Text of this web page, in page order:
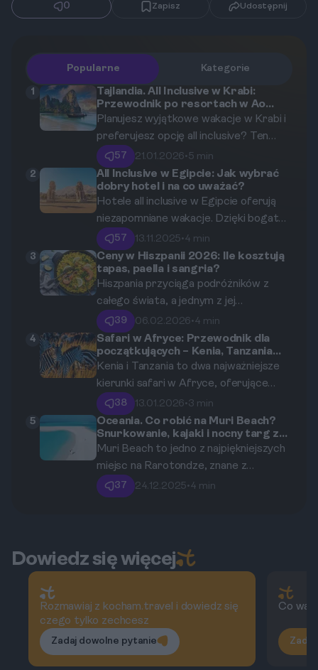
0 Zapisz Udostępnij
Popularne Kategorie
1
Tajlandia. All Inclusive w Krabi:
Przewodnik po resortach w Ao
Nang i na Railay
Planujesz wyjątkowe wakacje w Krabi i
preferujesz opcję all inclusive? Ten
przewodnik pomoże Ci odkryć
najlepsze resorty w Ao Nang i na Railay,
idealne dla osób ceniących relaks i
wygodę. Dowiedz się, co oferują
hotele, oraz jakie atrakcje czekają na
Ciebie w tej bajecznej części Tajlandii.
57 21.01.2026•5 min
2
All Inclusive w Egipcie: Jak wybrać
dobry hotel i na co uważać?
Hotele all inclusive w Egipcie oferują
niezapomniane wakacje. Dzięki bogatej
ofercie, pięknym plażom i słońcu przez
cały rok, łatwo się w nich zakochać. Ale
jak nie zgubić się w gąszczu ofert? W
tym artykule znajdziesz szczegółowe
informacje na temat pięciu
sprawdzonych hoteli oraz praktyczne
porady dotyczące wyboru idealnego
miejsca na odpoczynek.
57 13.11.2025•4 min
3
Ceny w Hiszpanii 2026: Ile kosztują
tapas, paella i sangria?
Hiszpania przyciąga podróżników z
całego świata, a jednym z jej
największych uroków jest wyjątkowa
kuchnia. W tym artykule przyjrzymy się
cenom najpopularniejszych potraw,
takich jak tapas, paella oraz tradycyjny
napój - sangria. Dowiedz się, jak
zbudować budżet na gastronomiczne
doznania w Hiszpanii w latach 2025-
2026.
39 06.02.2026•4 min
4
Safari w Afryce: Przewodnik dla
początkujących – Kenia, Tanzania
czy RPA?
Kenia i Tanzania to dwa najważniejsze
kierunki safari w Afryce, oferujące
wyjątkowe doświadczenia i
niezapomniane widoki. Wybór między
nimi może być trudny, dlatego ten
przewodnik pomoże Ci podjąć decyzję
dotyczącą Twojej pierwszej podróży
na safari.
38 13.01.2026•3 min
5
Oceania. Co robić na Muri Beach?
Snurkowanie, kajaki i nocny targ z
jedzeniem
Muri Beach to jedno z najpiękniejszych
miejsc na Rarotondze, znane z
krystalicznie czystej wody i białego
piasku. Jeśli nie wiesz, co robić w tym
takie jak snurkowanie, kajakarstwo i
lokalne jedzenie na nocnym targu.
37 24.12.2025•4 min
Dowiedz się więcej
Rozmawiaj z kocham.travel i dowiedz się
czego tylko zechcesz
Zadaj dowolne pytanie
Co